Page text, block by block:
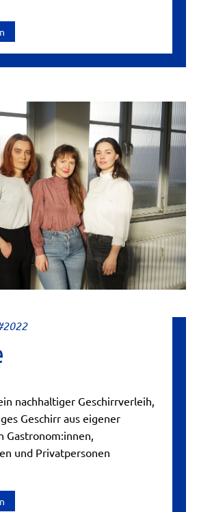
nachhaltiger Geschirrverleih,
Geschirr aus eigener
Gastronom:innen,
und Privatpersonen